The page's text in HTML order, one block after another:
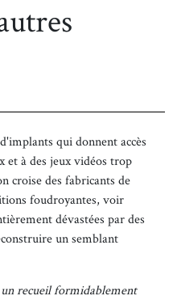
qui donnent accès
et à des jeux vidéos trop
croise des fabricants de
foudroyantes, voir
dévastées par des
un semblant
recueil formidablement